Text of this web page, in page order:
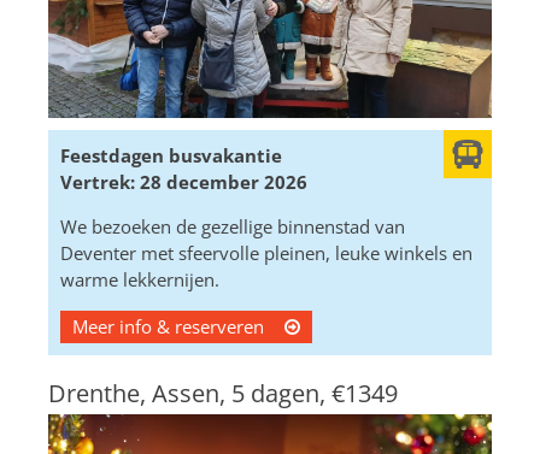
Feestdagen busvakantie
Vertrek: 28 december 2026
We bezoeken de gezellige binnenstad van
Deventer met sfeervolle pleinen, leuke winkels en
warme lekkernijen.
Meer info & reserveren
Drenthe, Assen, 5 dagen, €1349